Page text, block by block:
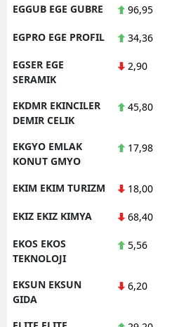
EGGUB EGE GUBRE 96,95
EGPRO EGE PROFIL 34,36
EGSER EGE
SERAMIK
2,90
EKDMR EKINCILER
DEMIR CELIK
45,80
EKGYO EMLAK
KONUT GMYO
17,98
EKIM EKIM TURIZM 18,00
EKIZ EKIZ KIMYA 68,40
EKOS EKOS
TEKNOLOJI
5,56
EKSUN EKSUN
GIDA
6,20